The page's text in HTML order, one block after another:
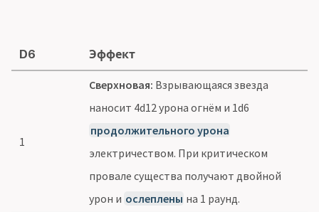
D6 Эффект
1
Сверхновая: Взрывающаяся звезда
наносит 4d12 урона огнём и 1d6
продолжительного урона
электричеством. При критическом
провале существа получают двойной
урон и ослеплены на 1 раунд.